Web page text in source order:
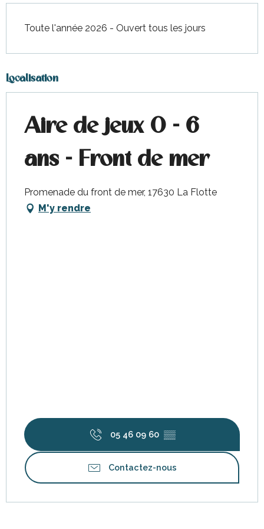
Toute l'année 2026 - Ouvert tous les jours
Localisation
Aire de jeux 0 - 6
ans - Front de mer
Promenade du front de mer, 17630 La Flotte
M'y rendre
05 46 09 60 ▒▒
Contactez-nous